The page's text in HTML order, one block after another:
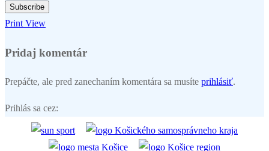
Subscribe
Print View
Pridaj komentár
Prepáčte, ale pred zanechaním komentára sa musíte prihlásiť.
Prihlás sa cez: